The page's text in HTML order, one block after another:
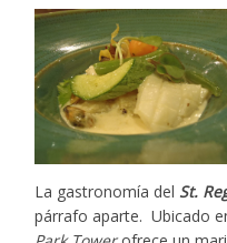
La gastronomía del St.
párrafo aparte. Ubicado